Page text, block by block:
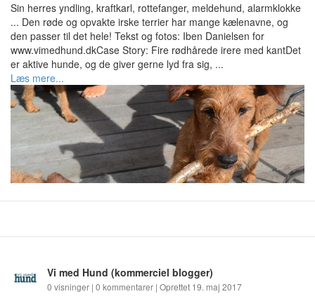
Sin herres yndling, kraftkarl, rottefanger, meldehund, alarmklokke
... Den røde og opvakte irske terrier har mange kælenavne, og
den passer til det hele! Tekst og fotos: Iben Danielsen for
www.vimedhund.dkCase Story: Fire rødhårede irere med kantDet
er aktive hunde, og de giver gerne lyd fra sig, ...
Læs mere...
Vi med Hund (kommerciel blogger)
0 visninger | 0 kommentarer | Oprettet 19. maj 2017